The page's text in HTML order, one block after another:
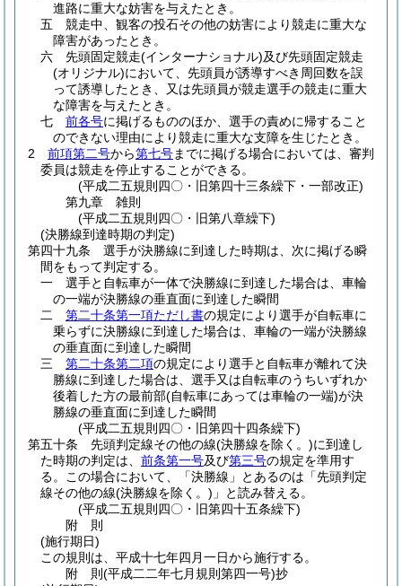
進路に重大な妨害を与えたとき。
五
競走中、観客の投石その他の妨害により競走に重大な
障害があったとき。
六
先頭固定競走(インターナショナル)及び先頭固定競走
(オリジナル)において、先頭員が誘導すべき周回数を誤
って誘導したとき、又は先頭員が競走選手の競走に重大
な障害を与えたとき。
七
前各号に掲げるもののほか、選手の責めに帰すること
のできない理由により競走に重大な支障を生じたとき。
2
前項第二号から第七号までに掲げる場合においては、審判
委員は競走を停止することができる。
(平成二五規則四〇・旧第四十三条繰下・一部改正)
第九章
雑則
(平成二五規則四〇・旧第八章繰下)
(決勝線到達時期の判定)
第四十九条
選手が決勝線に到達した時期は、次に掲げる瞬
間をもって判定する。
一
選手と自転車が一体で決勝線に到達した場合は、車輪
の一端が決勝線の垂直面に到達した瞬間
二
第二十条第一項ただし書の規定により選手が自転車に
乗らずに決勝線に到達した場合は、車輪の一端が決勝線
の垂直面に到達した瞬間
三
第二十条第二項の規定により選手と自転車が離れて決
勝線に到達した場合は、選手又は自転車のうちいずれか
後着した方の最前部(自転車にあっては車輪の一端)が決
勝線の垂直面に到達した瞬間
(平成二五規則四〇・旧第四十四条繰下)
第五十条
先頭判定線その他の線(決勝線を除く。)に到達し
た時期の判定は、 前条第一号及び第三号の規定を準用す
る。
この場合において、「決勝線」とあるのは「先頭判定
線その他の線(決勝線を除く。) 」と読み替える。
(平成二五規則四〇・旧第四十五条繰下)
附 則
(施行期日)
この規則は、平成十七年四月一日から施行する。
附 則(平成二二年七月規則第四一号)抄